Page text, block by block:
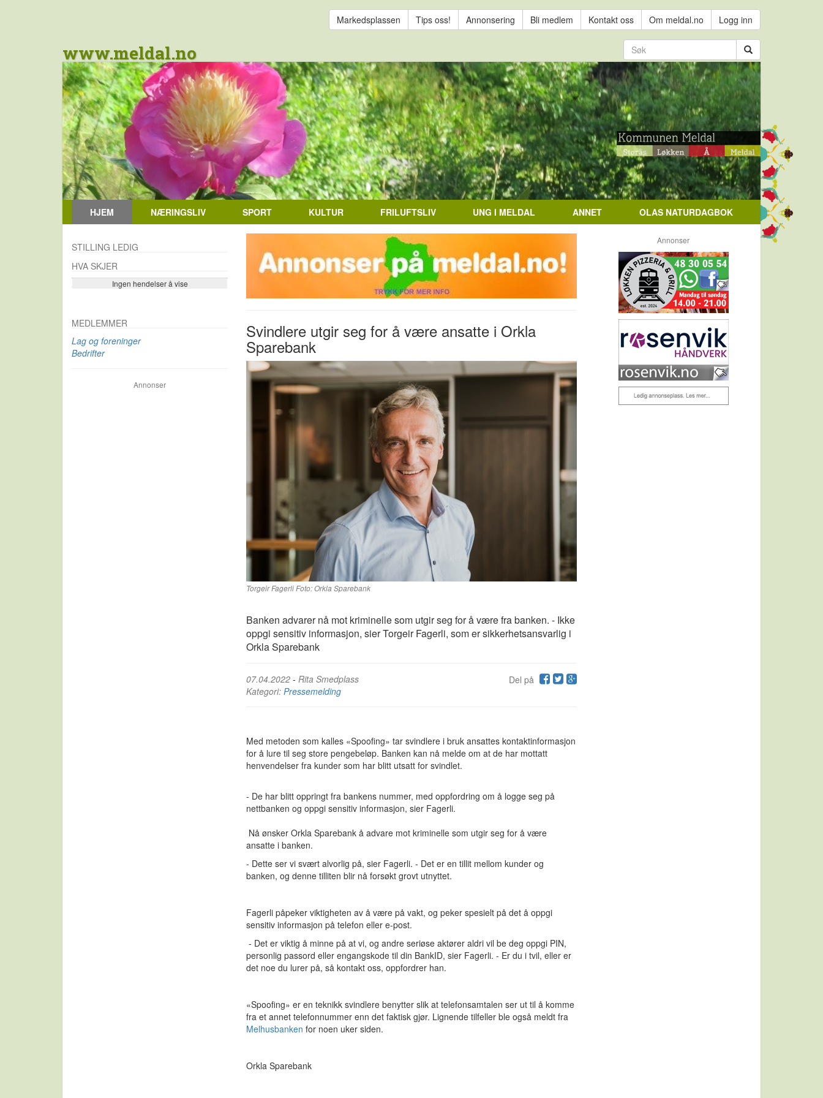
Markedsplassen Tips oss! Annonsering Bli medlem Kontakt oss Om meldal.no Logg inn
www.meldal.no
HJEM NÆRINGSLIV SPORT KULTUR FRILUFTSLIV UNG I MELDAL ANNET OLAS NATURDAGBOK
Svindlere utgir seg for å være ansatte i Orkla
Sparebank
Torgeir Fagerli Foto: Orkla Sparebank
Banken advarer nå mot kriminelle som utgir seg for å være fra banken. - Ikke
oppgi sensitiv informasjon, sier Torgeir Fagerli, som er sikkerhetsansvarlig i
Orkla Sparebank
Del på
07.04.2022 - Rita Smedplass
Kategori: Pressemelding
Med metoden som kalles «Spoofing» tar svindlere i bruk ansattes kontaktinformasjon
for å lure til seg store pengebeløp. Banken kan nå melde om at de har mottatt
henvendelser fra kunder som har blitt utsatt for svindlet.
- De har blitt oppringt fra bankens nummer, med oppfordring om å logge seg på
nettbanken og oppgi sensitiv informasjon, sier Fagerli.
Nå ønsker Orkla Sparebank å advare mot kriminelle som utgir seg for å være
ansatte i banken.
- Dette ser vi svært alvorlig på, sier Fagerli. - Det er en tillit mellom kunder og
banken, og denne tilliten blir nå forsøkt grovt utnyttet.
Fagerli påpeker viktigheten av å være på vakt, og peker spesielt på det å oppgi
sensitiv informasjon på telefon eller e-post.
- Det er viktig å minne på at vi, og andre seriøse aktører aldri vil be deg oppgi PIN,
personlig passord eller engangskode til din BankID, sier Fagerli. - Er du i tvil, eller er
det noe du lurer på, så kontakt oss, oppfordrer han.
«Spoofing» er en teknikk svindlere benytter slik at telefonsamtalen ser ut til å komme
fra et annet telefonnummer enn det faktisk gjør. Lignende tilfeller ble også meldt fra
Melhusbanken for noen uker siden.
Orkla Sparebank
STILLING LEDIG
HVA SKJER
Ingen hendelser å vise
Se flere…
MEDLEMMER
Lag og foreninger
Bedrifter
Annonser
Annonser